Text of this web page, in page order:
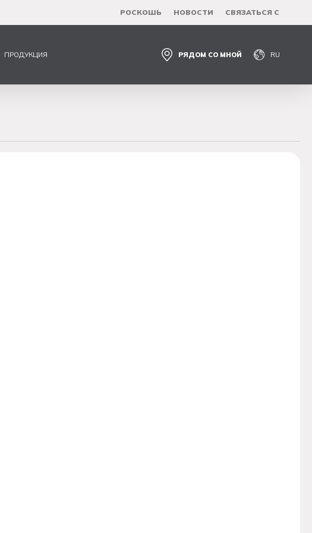
РОСКОШЬ НОВОСТИ СВЯЗАТЬСЯ С
ПРОДУКЦИЯ РЯДОМ СО МНОЙ RU